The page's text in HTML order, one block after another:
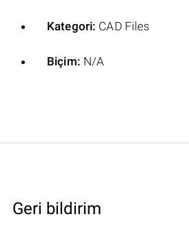
Kategori: CAD Files
Biçim: N/A
Geri bildirim